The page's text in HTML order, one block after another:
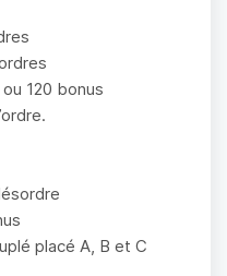
120 bonus
placé A, B et C